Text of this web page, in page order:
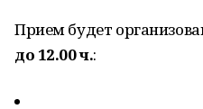
Прием будет
до 12.00ч.: